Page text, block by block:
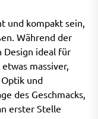
und kompakt sein,
Während der
Design ideal für
massiver,
und
des Geschmacks,
erster Stelle